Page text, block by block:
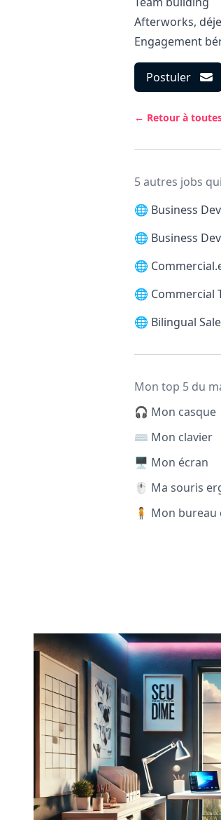
Afterworks,
Engagement
Postuler
← Retour à
5 autres jobs
🌐 Business
🌐 Business
🌐
🌐 Commercial
🌐 Bilingual
Mon top 5 du
🎧 Mon casque
⌨️ Mon clavier
🖥️ Mon écran
🖱️ Ma souris
🧍 Mon